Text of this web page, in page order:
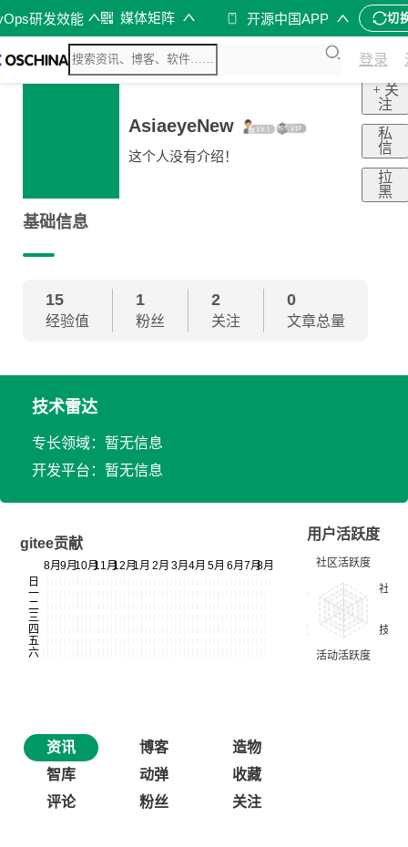
研发效能 媒体矩阵 开源中国APP 切
登录
AsiaeyeNew
这个人没有介绍！
+ 关
注
私
信
拉
黑
基础信息
15
经验值
1
粉丝
2
关注
0
文章总量
技术雷达
专长领域：暂无信息
开发平台：暂无信息
gitee贡献
用户活跃度
资讯 博客
造物
智库
动弹
收藏
评论
粉丝 关注